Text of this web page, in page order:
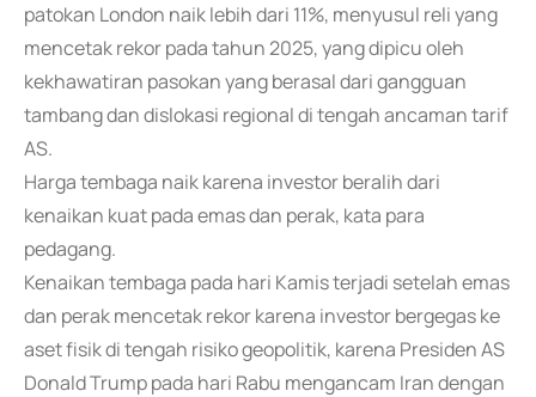
patokan London naik lebih dari 11%, menyusul reli yang
mencetak rekor pada tahun 2025, yang dipicu oleh
kekhawatiran pasokan yang berasal dari gangguan
tambang dan dislokasi regional di tengah ancaman tarif
AS.
Harga tembaga naik karena investor beralih dari
kenaikan kuat pada emas dan perak, kata para
pedagang.
Kenaikan tembaga pada hari Kamis terjadi setelah emas
dan perak mencetak rekor karena investor bergegas ke
aset fisik di tengah risiko geopolitik, karena Presiden AS
Donald Trump pada hari Rabu mengancam Iran dengan